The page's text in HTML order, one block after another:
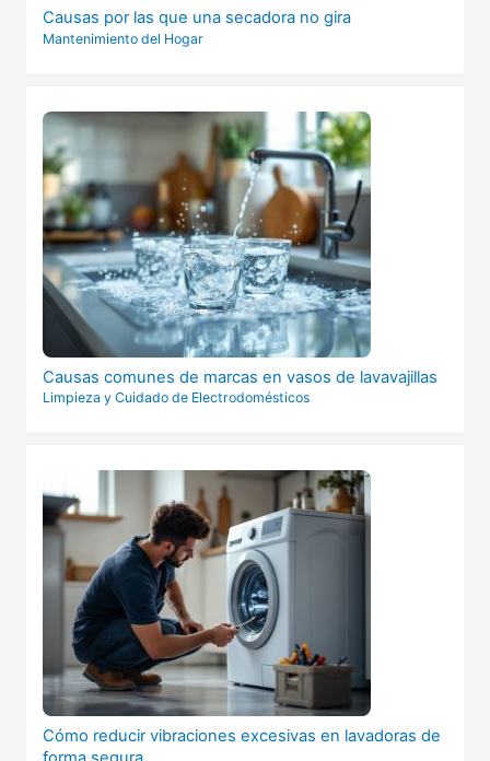
Causas por las que una secadora no gira
Mantenimiento del Hogar
Causas comunes de marcas en vasos de lavavajillas
Limpieza y Cuidado de Electrodomésticos
Cómo reducir vibraciones excesivas en lavadoras de